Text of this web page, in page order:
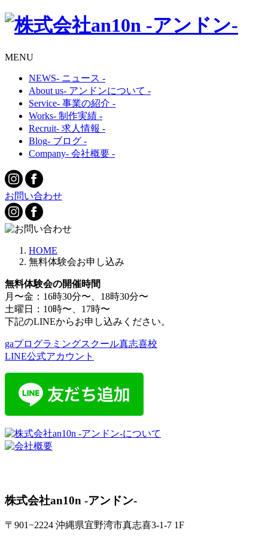
MENU
NEWS- ニュース -
About us- アンドンについて -
Service- 事業の紹介 -
Works- 制作実績 -
Recruit- 求人情報 -
Blog- ブログ -
Company- 会社概要 -
お問い合わせ
HOME
無料体験会お申し込み
無料体験会の開催時間
月〜金：16時30分〜、18時30分〜
土曜日：10時〜、17時〜
下記のLINEからお申し込みください。
gaプログラミングスクール真志喜校
LINE公式アカウント
株式会社an10n -アンドン-
〒901−2224 沖縄県宜野湾市真志喜3-1-7 1F